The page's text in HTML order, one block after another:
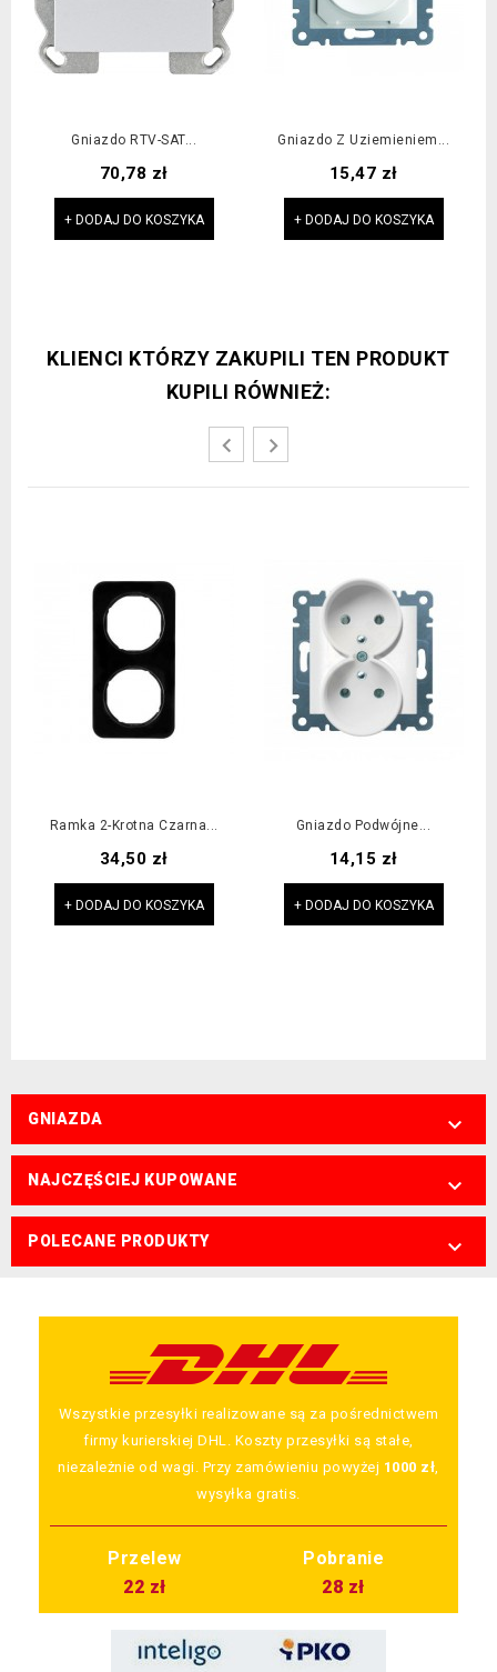
Gniazdo RTV-SAT...
Cena
70,78 zł
+ DODAJ DO KOSZYKA
Gniazdo Z Uziemieniem...
Cena
15,47 zł
+ DODAJ DO KOSZYKA
KLIENCI KTÓRZY ZAKUPILI TEN PRODUKT
KUPILI RÓWNIEŻ:
Ramka 2-Krotna Czarna...
Cena
34,50 zł
+ DODAJ DO KOSZYKA
Gniazdo Podwójne...
Cena
14,15 zł
+ DODAJ DO KOSZYKA
GNIAZDA 
NAJCZĘŚCIEJ KUPOWANE 
POLECANE PRODUKTY 
Wszystkie przesyłki realizowane są za pośrednictwem
firmy kurierskiej DHL. Koszty przesyłki są stałe,
niezależnie od wagi. Przy zamówieniu powyżej 1000 zł
wysyłka gratis.
Przelew
Pobranie
22 zł
28 zł